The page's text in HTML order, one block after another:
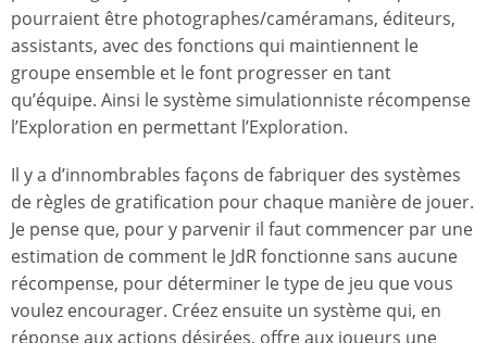
pourraient être photographes/caméramans, éditeurs,
assistants, avec des fonctions qui maintiennent le
groupe ensemble et le font progresser en tant
qu’équipe. Ainsi le système simulationniste récompense
l’Exploration en permettant l’Exploration.
Il y a d’innombrables façons de fabriquer des systèmes
de règles de gratification pour chaque manière de jouer.
Je pense que, pour y parvenir il faut commencer par une
estimation de comment le JdR fonctionne sans aucune
récompense, pour déterminer le type de jeu que vous
voulez encourager. Créez ensuite un système qui, en
réponse aux actions désirées, offre aux joueurs une